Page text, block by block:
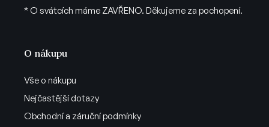
O nákupu
Vše o nákupu
Nejčastější dotazy
Obchodní a záruční podmínky
* O svátcích máme ZAVŘENO. Děkujeme za pochopení.